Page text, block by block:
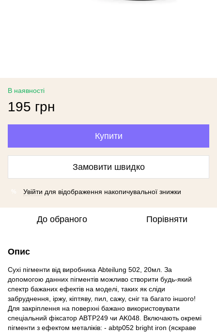
В наявності
195 грн
Купити
Замовити швидко
% Увійти для відображення накопичувальної знижки
До обраного Порівняти
Опис
Сухі пігменти від виробника Abteilung 502, 20мл. За
допомогою данних пігментів можливо створити будь-який
спектр бажаних ефектів на моделі, таких як сліди
забруднення, іржу, кіптяву, пил, сажу, сніг та багато іншого!
Для закріплення на поверхні бажано використовувати
спеціальний фіксатор ABTP249 чи AK048. Включають окремі
пігменти з ефектом металіків: - abtp052 bright iron (яскраве